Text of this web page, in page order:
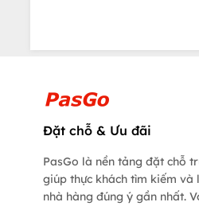
Đặt chỗ & Ưu đãi
PasGo là nền tảng đặt chỗ
giúp thực khách tìm kiếm và
nhà hàng đúng ý gần nhất.